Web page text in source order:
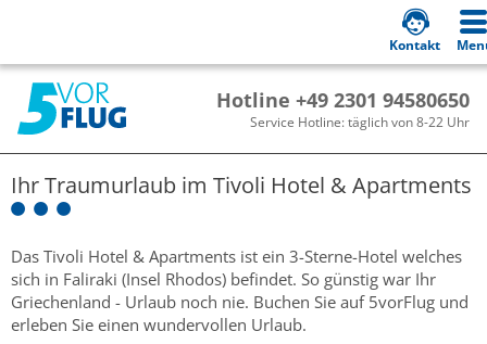
Hotline +49 2301 94580650
Service Hotline: täglich von 8-22 Uhr
Kontakt
Ihr Traumurlaub im Tivoli Hotel & Apartments
Das Tivoli Hotel & Apartments ist ein 3-Sterne-Hotel welches
sich in Faliraki (Insel Rhodos) befindet. So günstig war Ihr
Griechenland - Urlaub noch nie. Buchen Sie auf 5vorFlug und
erleben Sie einen wundervollen Urlaub.